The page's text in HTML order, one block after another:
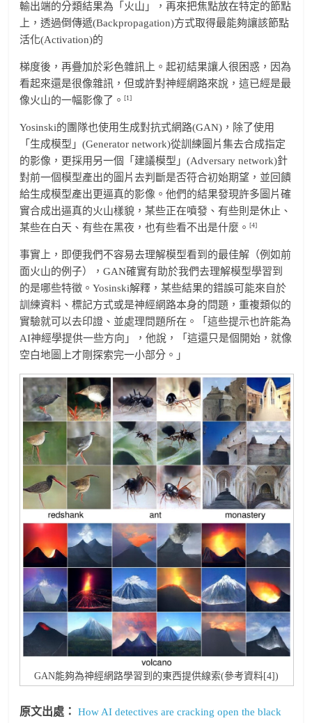
輸出端的分類結果為「火山」，再來把焦點放在特定的節點
上，透過倒傳遞(Backpropagation)方式取得最能夠讓該節點
活化(Activation)的
梯度後，再疊加於彩色雜訊上。起初結果讓人很困惑，因為
看起來還是很像雜訊，但或許對神經網路來說，這已經是最
像火山的一幅影像了。[1]
Yosinski的團隊也使用生成對抗式網路(GAN)，除了使用
「生成模型」(Generator network)從訓練圖片集去合成指定
的影像，更採用另一個「建議模型」(Adversary network)針
對前一個模型產出的圖片去判斷是否符合初始期望，並回饋
給生成模型產出更逼真的影像。他們的結果發現許多圖片確
實合成出逼真的火山樣貌，某些正在噴發、有些則是休止、
某些在白天、有些在黑夜，也有些看不出是什麼。[4]
事實上，即便我們不容易去理解模型看到的最佳解（例如前
面火山的例子），GAN確實有助於我們去理解模型學習到
的是哪些特徵。Yosinski解釋，某些結果的錯誤可能來自於
訓練資料、標記方式或是神經網路本身的問題，重複類似的
實驗就可以去印證、並處理問題所在。「這些提示也許能為
AI神經學提供一些方向」，他說，「這還只是個開始，就像
空白地圖上才剛探索完一小部分。」
GAN能夠為神經網路學習到的東西提供線索(參考資料[4])
原文出處：How AI detectives are cracking open the black